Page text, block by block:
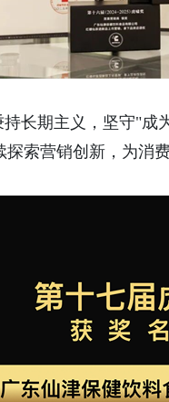
长期主义，坚守"
索营销创新，为消